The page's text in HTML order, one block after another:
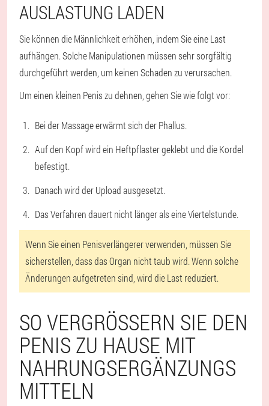
AUSLASTUNG LADEN
Sie können die Männlichkeit erhöhen, indem Sie eine Last
aufhängen. Solche Manipulationen müssen sehr sorgfältig
durchgeführt werden, um keinen Schaden zu verursachen.
Um einen kleinen Penis zu dehnen, gehen Sie wie folgt vor:
Bei der Massage erwärmt sich der Phallus.
Auf den Kopf wird ein Heftpflaster geklebt und die Kordel
befestigt.
Danach wird der Upload ausgesetzt.
Das Verfahren dauert nicht länger als eine Viertelstunde.
Wenn Sie einen Penisverlängerer verwenden, müssen Sie
sicherstellen, dass das Organ nicht taub wird. Wenn solche
Änderungen aufgetreten sind, wird die Last reduziert.
SO VERGRÖSSERN SIE DEN P
ENIS ZU HAUSE MIT N
AHRUNGSERGÄNZUNGSM
ITTELN